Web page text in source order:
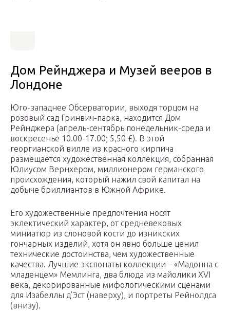
Дом Рейнджера и Музей вееров в
Лондоне
Юго-западнее Обсерватории, выходя торцом на
розовый сад Гринвич-парка, находится Дом
Рейнджера (апрель-сентябрь понедельник-среда и
воскресенье 10.00-17.00; 5,50 £). В этой
георгианской вилле из красного кирпича
размещается художественная коллекция, собранная
Юлиусом Вернхером, миллионером германского
происхождения, который нажил свой капитал на
добыче бриллиантов в Южной Африке.
Его художественные предпочтения носят
эклектический характер, от средневековых
миниатюр из слоновой кости до изникских
гончарных изделий, хотя он явно больше ценил
технические достоинства, чем художественные
качества. Лучшие экспонаты коллекции – «Мадонна с
младенцем» Мемлинга, два блюда из майолики XVI
века, декорированные мифологическими сценами
для Изабеллы д’Эст (наверху), и портреты Рейнолдса
(внизу).